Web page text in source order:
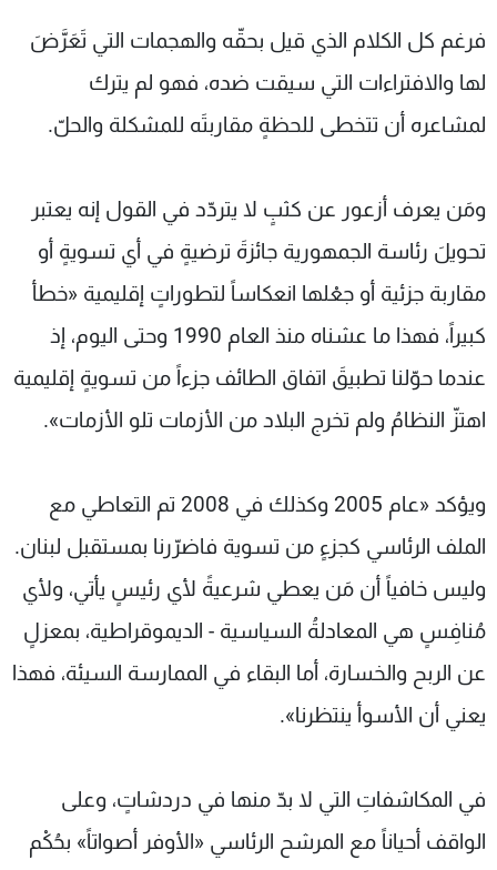
فرغم كل الكلام الذي قيل بحقّه والهجمات التي تَعَرَّضَ
لها والافتراءات التي سيقت ضده، فهو لم يترك
لمشاعره أن تتخطى للحظةٍ مقاربتَه للمشكلة والحلّ.
ومَن يعرف أزعور عن كثبٍ لا يتردّد في القول إنه يعتبر
تحويلَ رئاسة الجمهورية جائزةَ ترضيةٍ في أي تسويةٍ أو
مقاربة جزئية أو جعْلها انعكاساً لتطوراتٍ إقليمية «خطأ
كبيراً، فهذا ما عشناه منذ العام 1990 وحتى اليوم، إذ
عندما حوّلنا تطبيقَ اتفاق الطائف جزءاً من تسويةٍ إقليمية
اهتزّ النظامُ ولم تخرج البلاد من الأزمات تلو الأزمات».
ويؤكد «عام 2005 وكذلك في 2008 تم التعاطي مع
الملف الرئاسي كجزءٍ من تسوية فاضرّرنا بمستقبل لبنان.
وليس خافياً أن مَن يعطي شرعيةً لأي رئيسٍ يأتي، ولأي
مُنافِسٍ هي المعادلةُ السياسية - الديموقراطية، بمعزلٍ
عن الربح والخسارة، أما البقاء في الممارسة السيئة، فهذا
يعني أن الأسوأ ينتظرنا».
في المكاشفاتِ التي لا بدّ منها في دردشاتٍ، وعلى
الواقف أحياناً مع المرشح الرئاسي «الأوفر أصواتاً» بحُكْم